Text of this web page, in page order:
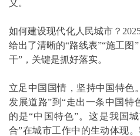
义。
如何建设现代化人民城市？
给出了清晰的“路线表”“施工图
干”，关键是抓好落实。
立足中国国情，坚持中国特色
发展道路”到“走出一条中国特
的是“中国特色”。这是我国
合”在城市工作中的生动体现